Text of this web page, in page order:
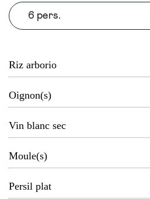
6 pers.
Riz arborio
Oignon(s)
Vin blanc sec
Moule(s)
Persil plat